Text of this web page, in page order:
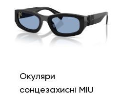
Окуляри
сонцезахисні MIU